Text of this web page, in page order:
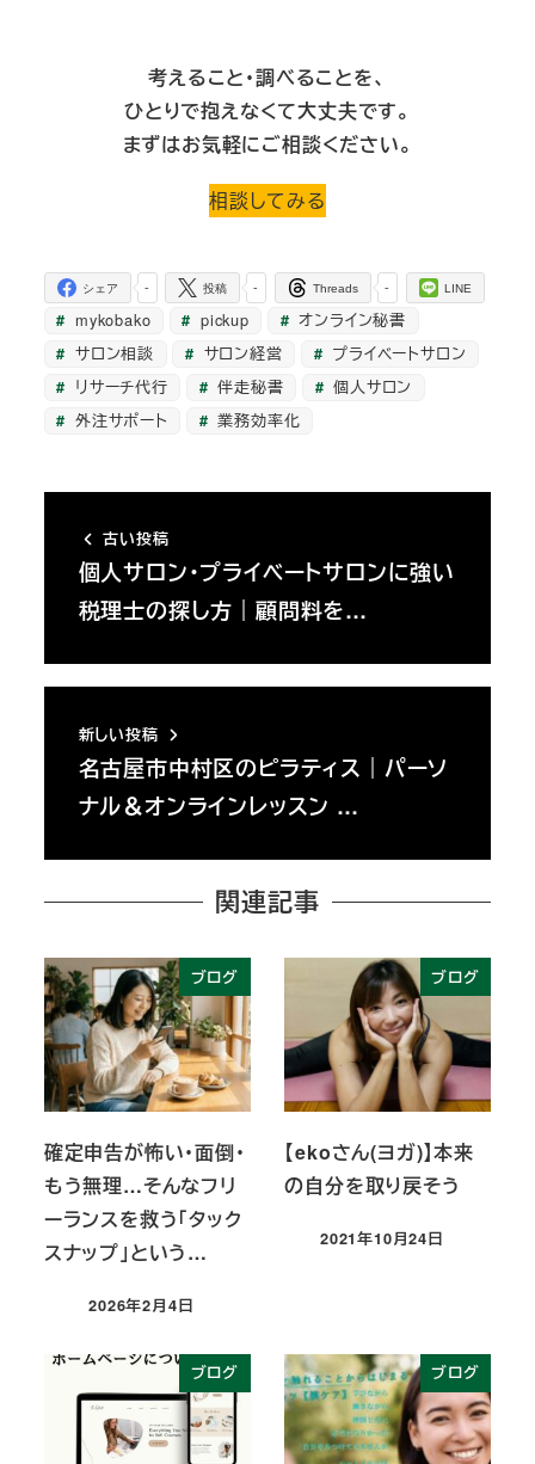
考えること・調べることを、
ひとりで抱えなくて大丈夫です。
まずはお気軽にご相談ください。
相談してみる
-
シェア -
投稿 -
Threads LINE
mykobako pickup
オンライン秘書
サロン相談
サロン経営
プライベートサロン
リサーチ代行
伴走秘書
個人サロン
外注サポート
業務効率化
古い投稿
個人サロン・プライベートサロンに強い
税理士の探し方｜顧問料を…
新しい投稿
名古屋市中村区のピラティス｜パーソ
ナル＆オンラインレッスン …
関連記事
ブログ
確定申告が怖い・面倒・
もう無理…そんなフリ
ーランスを救う「タック
スナップ」という…
投稿日
2026年2月4日
ブログ
【ekoさん(ヨガ)】本来
の自分を取り戻そう
投稿日
2021年10月24日
ブログ ブログ